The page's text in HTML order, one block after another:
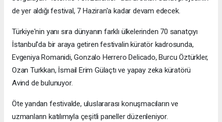
de yer aldığı festival, 7 Haziran'a kadar devam edecek.
Türkiye'nin yanı sıra dünyanın farklı ülkelerinden 70 sanatçıyı
İstanbul'da bir araya getiren festivalin küratör kadrosunda,
Evgeniya Romanidi, Gonzalo Herrero Delicado, Burcu Öztürkler,
Ozan Turkkan, İsmail Erim Gülaçtı ve yapay zeka küratörü
Avind de bulunuyor.
Öte yandan festivalde, uluslararası konuşmacıların ve
uzmanların katılımıyla çeşitli paneller düzenleniyor.